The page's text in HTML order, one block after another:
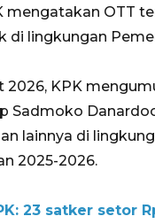
mengatakan OTT
di lingkungan
2026, KPK
Sadmoko
lainnya di
2025-2026.
23 satker setor